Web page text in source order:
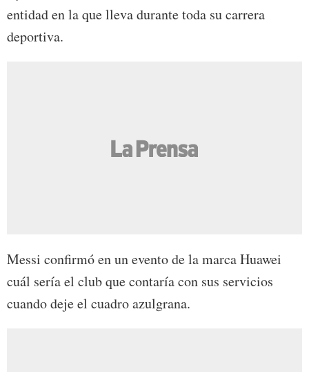
entidad en la que lleva durante toda su carrera
deportiva.
Messi confirmó en un evento de la marca Huawei
cuál sería el club que contaría con sus servicios
cuando deje el cuadro azulgrana.